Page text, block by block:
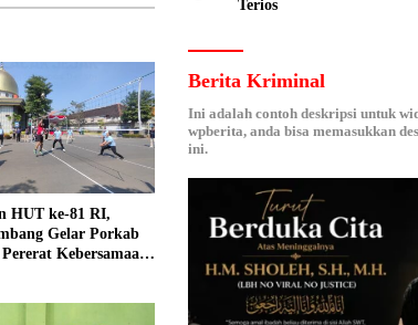
HUT ke-81 RI,
Gelar Porkab
Kebersamaan
Terios
Berita Kriminal
Ini adalah contoh deskripsi untuk
wpberita, anda bisa memasukkan
ini.